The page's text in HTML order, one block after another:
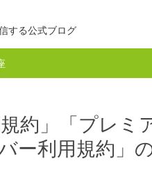
する公式ブログ
約」「プレミ
ー利用規約」